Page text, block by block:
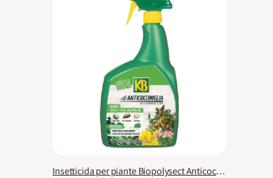
Insetticida per piante Biopolysect Anticocciniglia PFnPO KB